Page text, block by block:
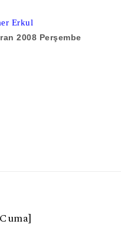
Erkul
2008 Perşembe